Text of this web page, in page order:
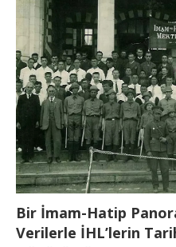
Bir İmam-Hatip
Verilerle İHL’lerin